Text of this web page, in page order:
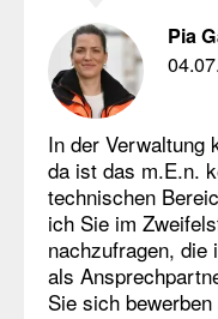
Pia
In der Verwaltung
da ist das m.E.n.
technischen
ich Sie im
nachzufragen, die
als
Sie sich